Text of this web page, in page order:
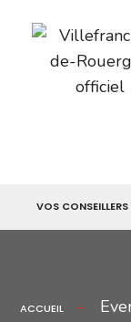
Skip
content
VOS
ACCUEIL